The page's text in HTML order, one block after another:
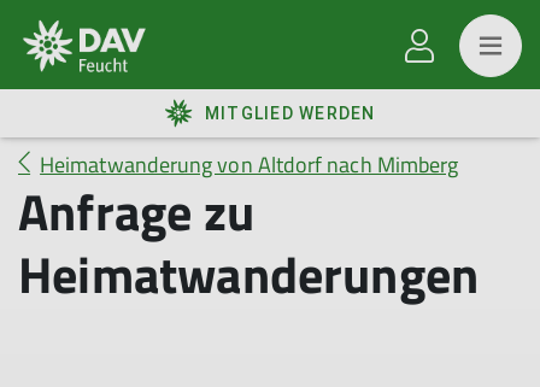
MITGLIED WERDEN
Heimatwanderung von Altdorf nach Mimberg
Anfrage zu
Heimatwanderungen